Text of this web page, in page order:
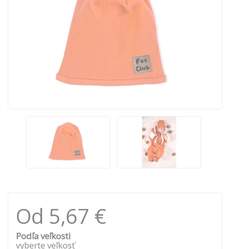
Od 5,67 €
Podľa veľkosti
vyberte veľkosť